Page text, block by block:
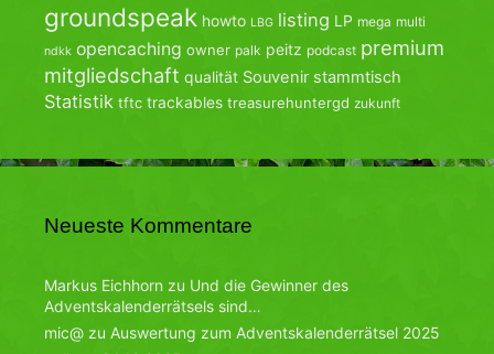
groundspeak howto LBG listing LP mega multi
ndkk opencaching owner palk peitz podcast premium
mitgliedschaft qualität Souvenir stammtisch
Statistik tftc trackables treasurehuntergd zukunft
Neueste Kommentare
Markus Eichhorn zu Und die Gewinner des
Adventskalenderrätsels sind…
mic@ zu Auswertung zum Adventskalenderrätsel 2025